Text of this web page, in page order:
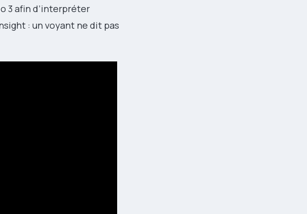
3 afin d’interpréter
: un voyant ne dit pas